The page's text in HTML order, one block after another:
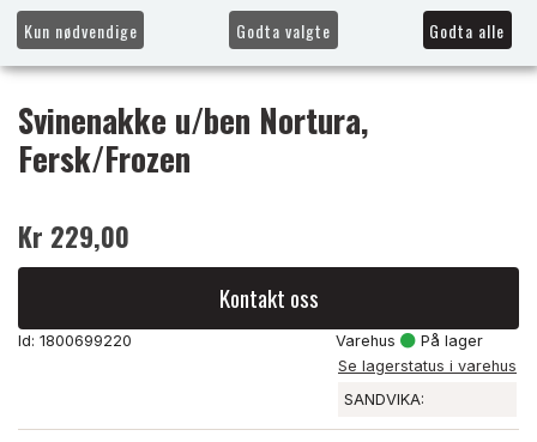
Svinenakke u/ben Nortura,
Fersk/Frozen
Kr 229,00
Kontakt oss
Id: 1800699220 Varehus
På lager
Se lagerstatus i varehus
SANDVIKA:
Kun nødvendige Godta valgte Godta alle